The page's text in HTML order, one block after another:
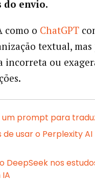
envio.
como o ChatGPT
textual,
incorreta ou
prompt para
usar o Perplexity
DeepSeek nos